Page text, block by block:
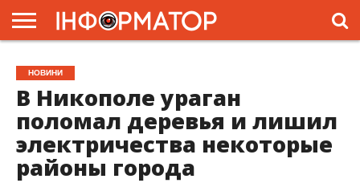
ГОЛОВНА
ЖИТТЯ
ВЛАДА
ГРОШІ
ТРЕШ
ПРЕС-
РЕЛІЗИ
РЕКЛАМА
ПРОЕКТИ
НОВИНИ
В Никополе ураган
поломал деревья и лишил
электричества некоторые
районы города